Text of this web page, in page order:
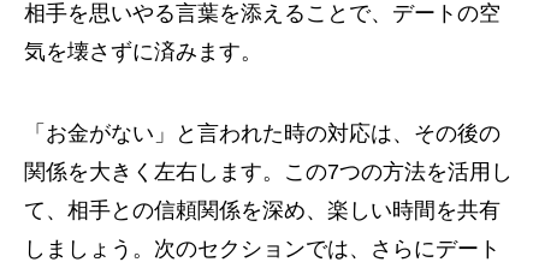
相手を思いやる言葉を添えることで、デートの空
気を壊さずに済みます。
「お金がない」と言われた時の対応は、その後の
関係を大きく左右します。この7つの方法を活用し
て、相手との信頼関係を深め、楽しい時間を共有
しましょう。次のセクションでは、さらにデート